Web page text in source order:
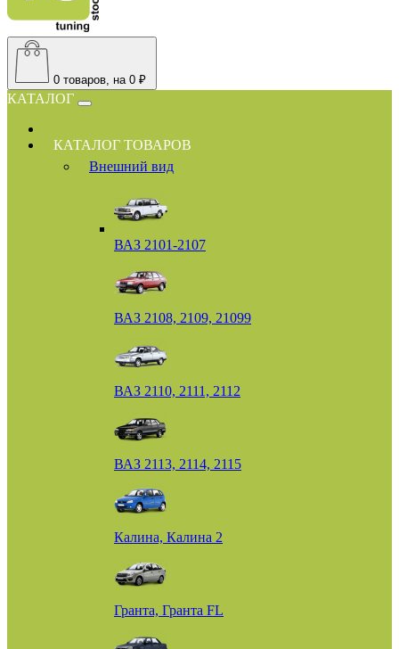
0 товаров, на 0 ₽
КАТАЛОГ
КАТАЛОГ ТОВАРОВ
Внешний вид
ВАЗ 2101-2107
ВАЗ 2108, 2109, 21099
ВАЗ 2110, 2111, 2112
ВАЗ 2113, 2114, 2115
Калина, Калина 2
Гранта, Гранта FL